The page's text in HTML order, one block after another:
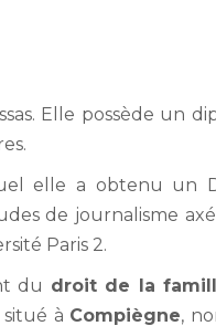
Elle possède un
elle a obtenu un
de journalisme
Paris 2.
du droit de la
à Compiègne,